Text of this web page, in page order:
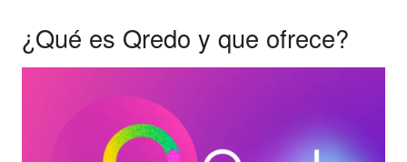
¿Qué es Qredo y que ofrece?